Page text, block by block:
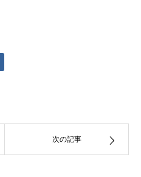
次の記事